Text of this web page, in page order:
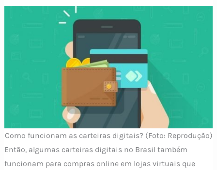
Como funcionam as carteiras digitais? (Foto: Reprodução)
Então, algumas carteiras digitais no Brasil também
funcionam para compras online em lojas virtuais que